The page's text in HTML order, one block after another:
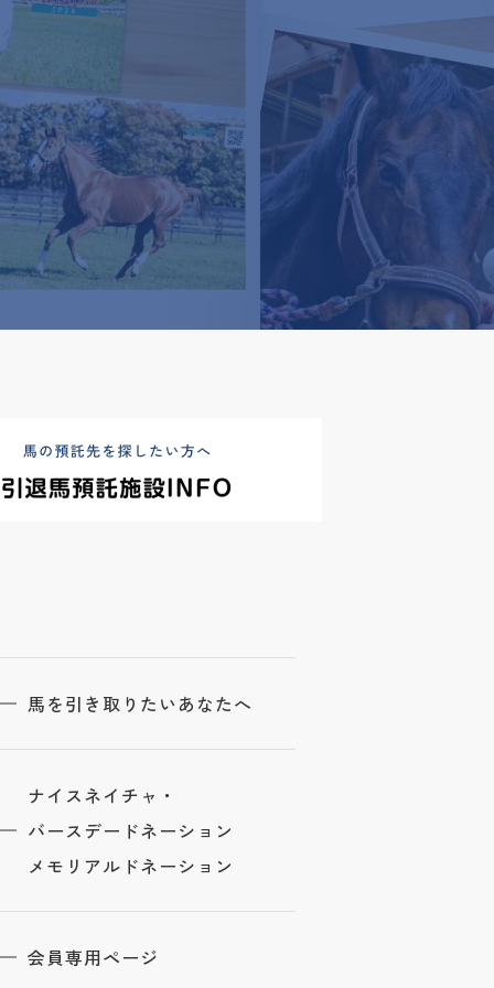
馬を引き取りたいあなたへ
ナイスネイチャ・
バースデードネーション
メモリアルドネーション
会員専用ページ